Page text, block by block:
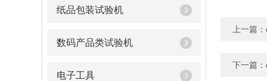
纸品包装试验机
数码产品类试验机
电子工具
上一篇：
下一篇：